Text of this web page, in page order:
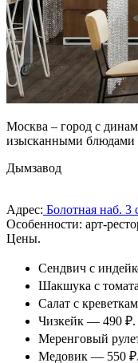
Москва – город с
изысканными блюдами
Дымзавод
Адрес: Болотная наб. 3
Особенности: арт-
Цены.
Сендвич с
Шакшука с
Салат с
Чизкейк — 490 ₽.
Меренговый
Медовик — 550 ₽.